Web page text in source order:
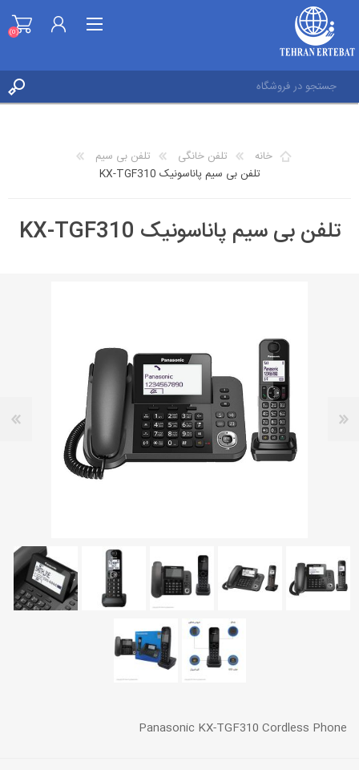
(0)
خانه تلفن خانگی
تلفن بی سیم
تلفن بی سیم پاناسونیک KX-TGF310
تلفن بی سیم پاناسونیک KX-TGF310
Panasonic KX-TGF310 Cordless Phone